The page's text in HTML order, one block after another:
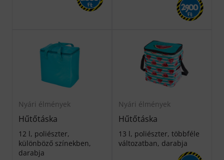
Ft 2900
Ft
Nyári élmények
Hűtőtáska
12 l, poliészter,
különböző színekben,
darabja
Nyári élmények
Hűtőtáska
13 l, poliészter, többféle
változatban, darabja